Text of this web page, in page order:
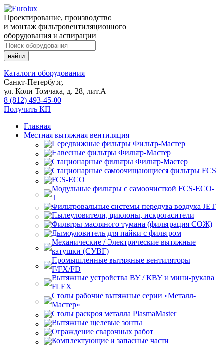
Проектирование, производство
и монтаж фильтровентиляционного
оборудования и аспирации
Каталоги оборудования
Санкт-Петербург,
ул. Коли Томчака, д. 28, лит.А
8 (812) 493-45-00
Получить КП
Главная
Местная вытяжная вентиляция
Передвижные
Навесные
Стационарные
Стационарные самоочищающиеся
FCS
FCS-ECO
Модульные
с самоочисткой FCS-ECO-
T
Фильтровальные системы передува воздуха JET
Пылеуловители, циклоны, искрогасители
Фильтры масляного тумана (фильтрация СОЖ)
Дымоуловитель для пайки с фильтром
Механические / Электрические вытяжные
катушки (СУВГ)
Промышленные вытяжные вентиляторы
F/FX/FD
Вытяжные устройства ВУ / КВУ и мини-рукава
FLEX
Столы рабочие вытяжные серии «Металл-
Мастер»
Столы раскроя металла PlasmaMaster
Вытяжные щелевые зонты
Ограждение сварочных работ
Комплектующие и запасные части